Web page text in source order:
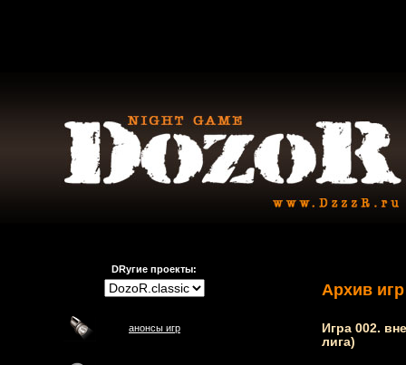
DRугие проекты:
анонсы игр
Архив игр
Игра 002.
лига)